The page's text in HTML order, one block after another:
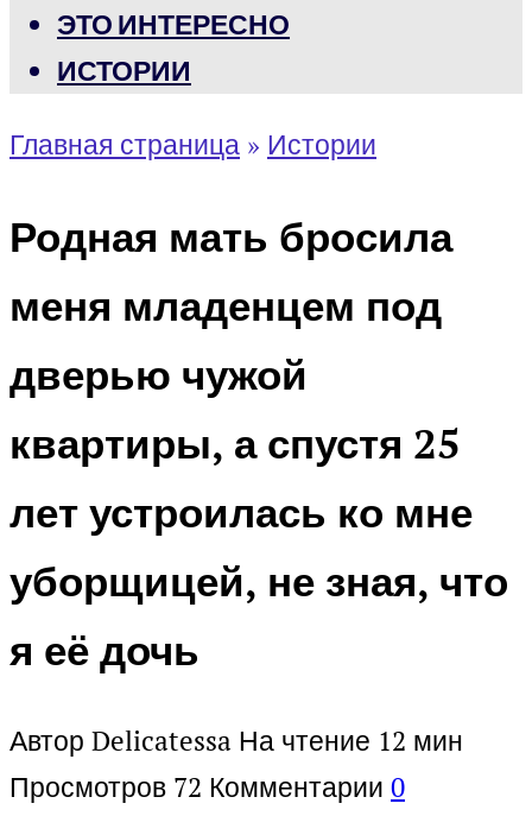
ЭТО ИНТЕРЕСНО
ИСТОРИИ
Главная страница » Истории
Родная мать бросила
меня младенцем под
дверью чужой
квартиры, а спустя 25
лет устроилась ко мне
уборщицей, не зная, что
я её дочь
Автор Delicatessa На чтение 12 мин
Просмотров 72 Комментарии 0